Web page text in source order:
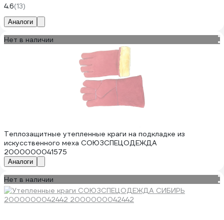
4.6(13)
Аналоги
Нет в наличии
Теплозащитные утепленные краги на подкладке из
искусственного меха СОЮЗСПЕЦОДЕЖДА
2000000041575
Аналоги
Нет в наличии